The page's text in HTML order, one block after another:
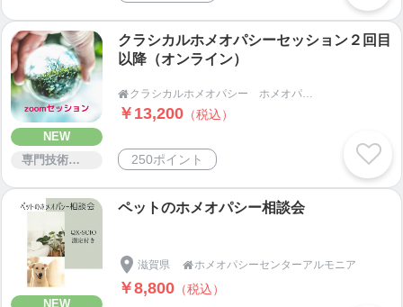
NEW
専門技術サービス
クラシカルホメオパシーセッション２回目
以降（オンライン）

￥13,200 （税込）
250ポイント
NEW
ペットのホメオパシー相談会
滋賀県 ホメオパシーセンターアルモニア
￥8,800 （税込）